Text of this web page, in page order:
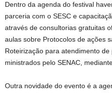
Dentro da agenda do festival
parceria com o SESC e
através de consultorias gratuitas
aulas sobre Protocolos de ações
Roteirização para atendimento
ministrados pelo SENAC,
Outra novidade do evento é a